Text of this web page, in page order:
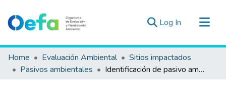
Log In (current)
Communities & Collections
All of DSpace
Home Evaluación Ambiental
Sitios impactados
Pasivos ambientales
Identificación de pasivo ambiental del subsector hidrocarburos, con código de Ficha OEFA F00987, ubicado en el Lote I, en el distrito de La Brea de la provincia Talara del departamento de Piura